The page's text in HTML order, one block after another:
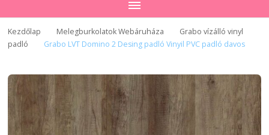
Kezdőlap Melegburkolatok Webáruháza
Grabo vízálló vinyl
padló
Grabo LVT Domino 2 Desing padló Vinyil PVC padló davos